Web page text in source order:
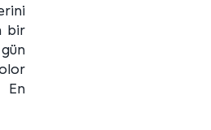
bir
En